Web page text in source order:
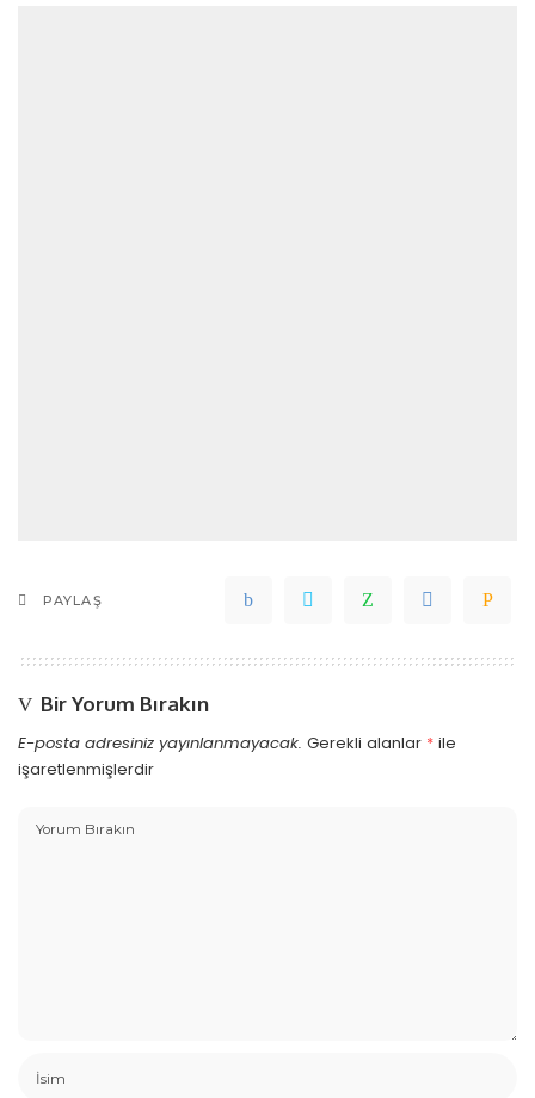
PAYLAŞ
Bir Yorum Bırakın
E-posta adresiniz yayınlanmayacak. Gerekli alanlar * ile
işaretlenmişlerdir